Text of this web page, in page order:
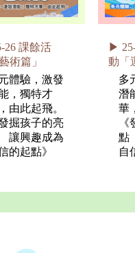
26 課餘活
術篇」
體驗，激發
，獨特才
由此起飛。
發掘孩子的亮
讓興趣成為
的起點》
▶
動「
多
潛
華
點
自